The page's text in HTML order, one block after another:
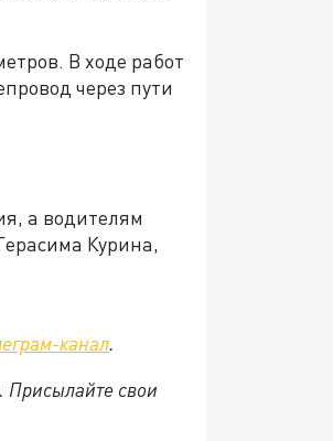
В ходе работ
через пути
а водителям
Курина,
канал.
Присылайте свои